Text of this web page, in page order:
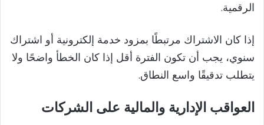
الرقمية.
إذا كان الاشتراك مرتبطًا بمزود خدمة إلكترونية أو اشتراك
سنوي، يجب أن تكون الفترة أقل إذا كان الخطأ واضحًا ولا
يتطلب تدقيقًا واسع النطاق.
العواقب الإدارية والمالية على الشركات